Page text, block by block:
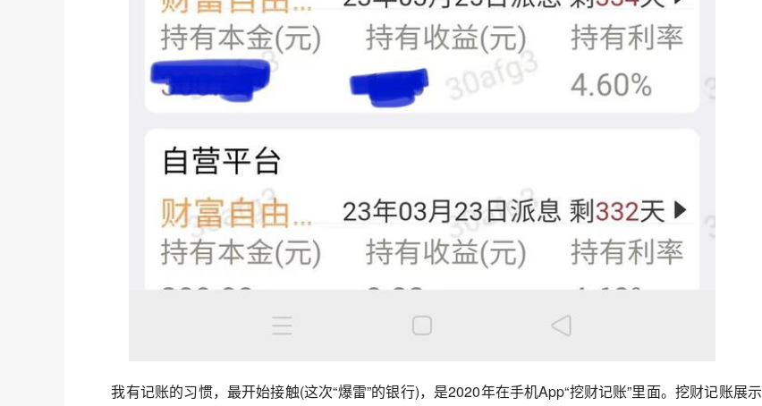
我有记账的习惯，最开始接触(这次“爆雷”的银行)，是2020年在手机App“挖财记账”里面。挖财记账展示